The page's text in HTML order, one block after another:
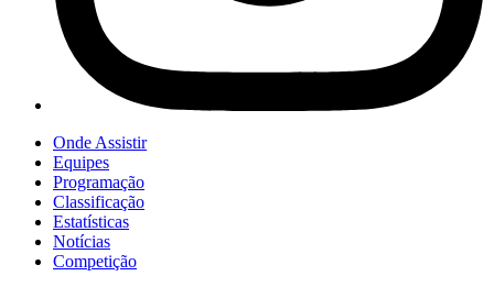
Onde Assistir
Equipes
Programação
Classificação
Estatísticas
Notícias
Competição